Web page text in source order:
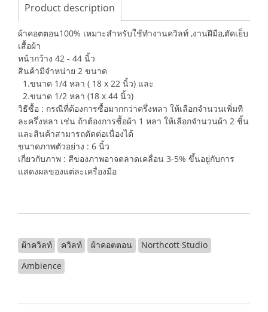
Product description
ผ้าคอตตอน100% เหมาะสำหรับใช้ทำงานควิลท์ ,งานฝีมือ,ตัดเย็บ
เสื้อผ้า
หน้ากว้าง 42 - 44 นิ้ว
สินค้ามีจำหน่าย 2 ขนาด
1.ขนาด 1/4 หลา ( 18 x 22 นิ้ว) และ
2.ขนาด 1/2 หลา (18 x 44 นิ้ว)
วิธีซื้อ : กรณีที่ต้องการซื้อมากกว่าครึ่งหลา ให้เลือกจำนวนเพิ่มที
ละครึ่งหลา เช่น ถ้าต้องการซื้อผ้า 1 หลา ให้เลือกจำนวนผ้า 2 ชิ้น
และสินค้าสามารถตัดต่อเนื่องได้
ขนาดภาพตัวอย่าง : 6 นิ้ว
เกี่ยวกับภาพ : สีของภาพอาจตลาดเคลื่อน 3-5% ขึ้นอยู่กับการ
แสดงผลของแต่ละเครื่องมือ
ผ้าควิลท์ ควิลท์ ผ้าคอตตอน
Northcott Studio
Ambience